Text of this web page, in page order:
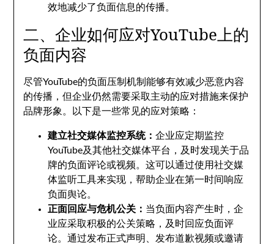
效地减少了负面信息的传播。
二、企业如何应对YouTube上的
负面内容
尽管YouTube的负面压制机制能够有效减少恶意内容
的传播，但企业仍然需要采取主动的应对措施来保护
品牌形象。以下是一些常见的应对策略：
建立社交媒体监控系统：企业应定期监控
YouTube及其他社交媒体平台，及时发现关于品
牌的负面评论或视频。这可以通过使用社交媒
体监听工具来实现，帮助企业在第一时间响应
负面舆论。
正面回应与危机公关： 当负面内容产生时，企
业应采取积极的公关策略，及时回应负面评
论。通过发布正式声明、发布道歉视频或邀请